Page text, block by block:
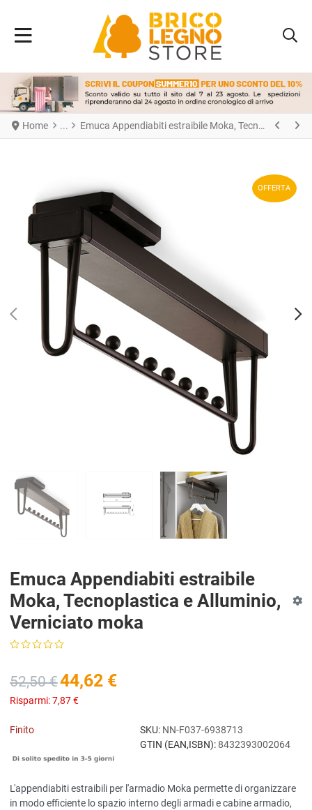
Home Emuca Appendiabiti estraibile Moka, Tecnoplastica e Alluminio, Verniciato moka
PREV
OFFERTA
Emuca Appendiabiti estraibile
Moka, Tecnoplastica e Alluminio,
Verniciato moka
52,50 €44,62 €
Risparmi:7,87 €
Finito SKU: NN-F037-6938713
GTIN (EAN,ISBN): 8432393002064
L'appendiabiti estraibili per l'armadio Moka permette di organizzare
in modo efficiente lo spazio interno degli armadi e cabine armadio,